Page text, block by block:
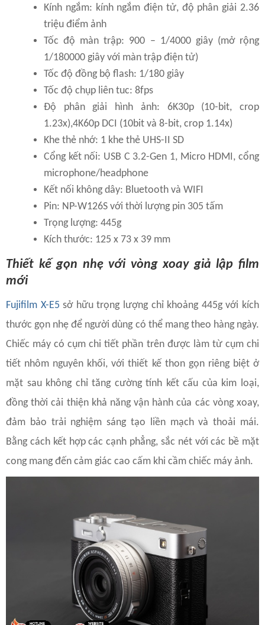
Kính ngắm: kính ngắm điện tử, độ phân giải 2.36
triệu điểm ảnh
Tốc độ màn trập: 900 – 1/4000 giây (mở rộng
1/180000 giây với màn trập điện tử)
Tốc độ đồng bộ flash: 1/180 giây
Tốc độ chụp liên tuc: 8fps
Độ phân giải hình ảnh: 6K30p (10-bit, crop
1.23x),4K60p DCI (10bit và 8-bit, crop 1.14x)
Khe thẻ nhớ: 1 khe thẻ UHS-II SD
Cổng kết nối: USB C 3.2-Gen 1, Micro HDMI, cổng
microphone/headphone
Kết nối không dây: Bluetooth và WIFI
Pin: NP-W126S với thời lượng pin 305 tấm
Trọng lượng: 445g
Kích thước: 125 x 73 x 39 mm
Thiết kế gọn nhẹ với vòng xoay giả lập film
mới
Fujifilm X-E5 sở hữu trọng lượng chỉ khoảng 445g với kích
thước gọn nhẹ để người dùng có thể mang theo hàng ngày.
Chiếc máy có cụm chi tiết phần trên được làm từ cụm chi
tiết nhôm nguyên khối, với thiết kế thon gọn riêng biệt ở
mặt sau không chỉ tăng cường tính kết cấu của kim loại,
đồng thời cải thiện khả năng vận hành của các vòng xoay,
đảm bảo trải nghiệm sáng tạo liền mạch và thoải mái.
Bằng cách kết hợp các cạnh phẳng, sắc nét với các bề mặt
cong mang đến cảm giác cao cấm khi cầm chiếc máy ảnh.